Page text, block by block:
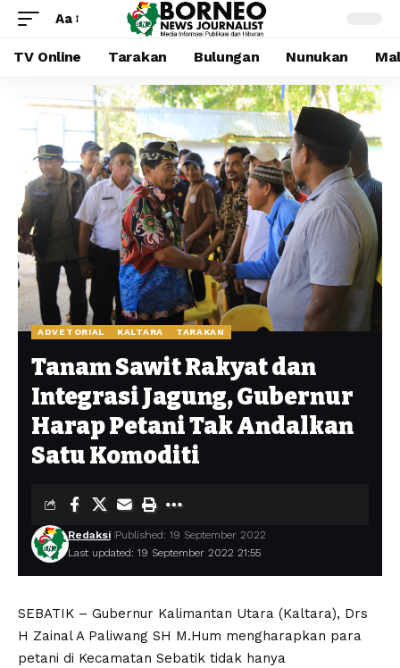
Aa
TV Online Tarakan Bulungan Nunukan
ADVETORIAL KALTARA TARAKAN
Tanam Sawit Rakyat dan
Integrasi Jagung, Gubernur
Harap Petani Tak Andalkan
Satu Komoditi
Last updated: 19 September 2022 21:55
Redaksi Published: 19 September 2022
SEBATIK – Gubernur Kalimantan Utara (Kaltara), Drs
H Zainal A Paliwang SH M.Hum mengharapkan para
petani di Kecamatan Sebatik tidak hanya